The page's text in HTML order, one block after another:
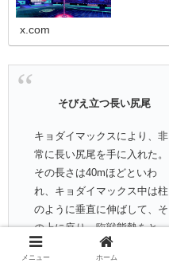
x.com
そびえ立つ長い尻尾
キョダイマックスにより、非
常に長い尻尾を手に入れた。
その長さは40mほどといわ
れ、キョダイマックス中は柱
のように垂直に伸ばして、そ
の上に座り、臨戦態勢をと
る。明晰な頭脳で、重力によ
る弾道の降下を計算すること
メニュー ホーム